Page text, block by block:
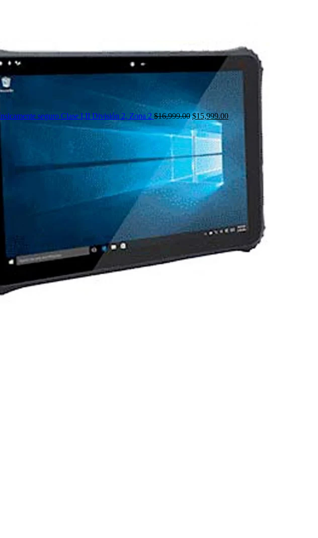
seguro Clase I,II División 2, Zona 2 $16,999.00 $15,999.00